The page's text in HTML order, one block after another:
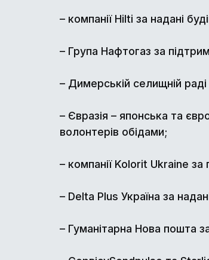
– компанії Hilti за надані
– Група Нафтогаз за
– Димерській селищній
– Євразія – японська та
волонтерів обідами;
– компанії Kolorit Ukraine за
– Delta Plus Україна за
– Гуманітарна Нова пошта